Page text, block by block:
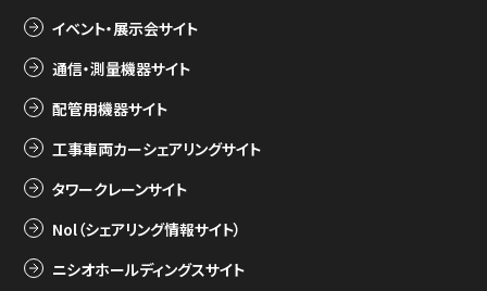
イベント・展示会サイト
通信・測量機器サイト
配管用機器サイト
工事車両カーシェアリングサイト
タワークレーンサイト
Nol（シェアリング情報サイト）
ニシオホールディングスサイト